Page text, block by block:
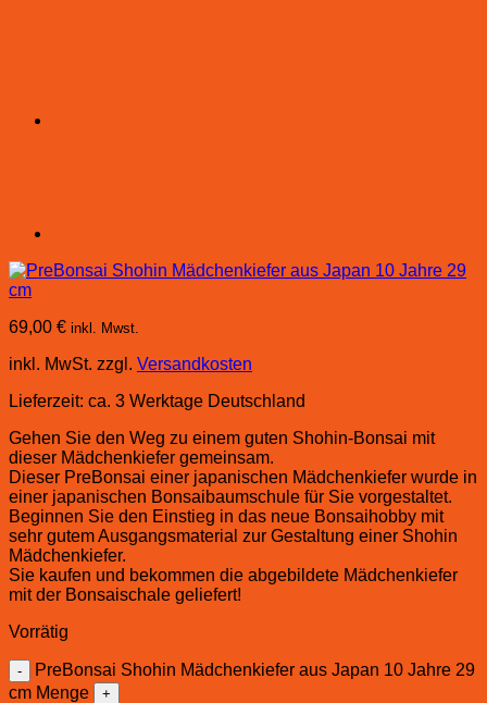
69,00 € inkl. Mwst.
inkl. MwSt. zzgl. Versandkosten
Lieferzeit: ca. 3 Werktage Deutschland
Gehen Sie den Weg zu einem guten Shohin-Bonsai mit
dieser Mädchenkiefer gemeinsam.
Dieser PreBonsai einer japanischen Mädchenkiefer wurde in
einer japanischen Bonsaibaumschule für Sie vorgestaltet.
Beginnen Sie den Einstieg in das neue Bonsaihobby mit
sehr gutem Ausgangsmaterial zur Gestaltung einer Shohin
Mädchenkiefer.
Sie kaufen und bekommen die abgebildete Mädchenkiefer
mit der Bonsaischale geliefert!
Vorrätig
PreBonsai Shohin Mädchenkiefer aus Japan 10 Jahre 29
cm Menge